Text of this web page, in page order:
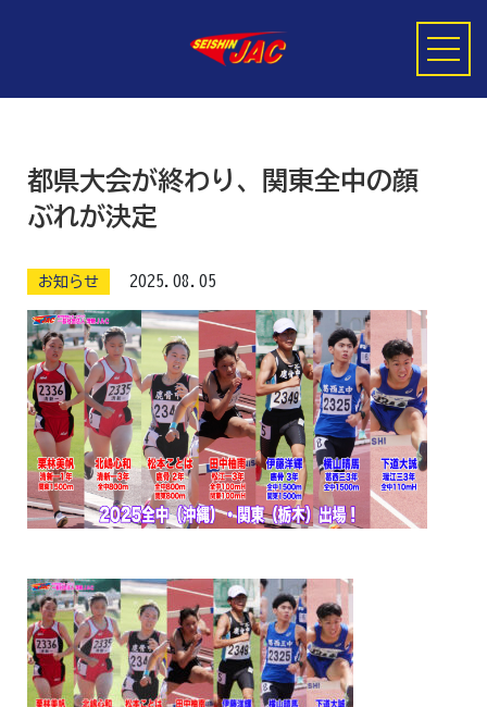
HOME
清新JACについて
推薦
よくある質問
ブログを読んでみる
都県大会が終わり、関東全中の顔
ぶれが決定
お知らせ 2025.08.05